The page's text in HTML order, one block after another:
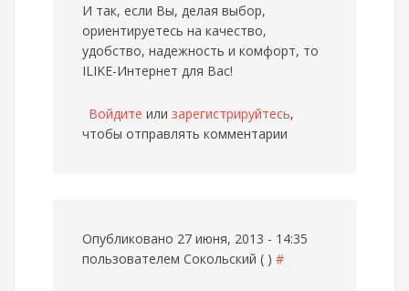
И так, если Вы, делая выбор,
ориентируетесь на качество,
удобство, надежность и комфорт, то
ILIKE-Интернет для Вас!
Войдите или зарегистрируйтесь,
чтобы отправлять комментарии
Опубликовано 27 июня, 2013 - 14:35
пользователем Сокольский ( ) #